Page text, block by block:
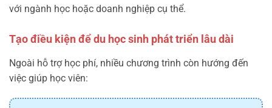
với ngành học hoặc doanh nghiệp cụ thể.
Tạo điều kiện để du học sinh phát triển lâu dài
Ngoài hỗ trợ học phí, nhiều chương trình còn hướng đến
việc giúp học viên: